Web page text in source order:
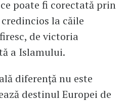
poate fi corectată prin
la căile
de victoria
a Islamului.
diferenţă nu este
destinul Europei de